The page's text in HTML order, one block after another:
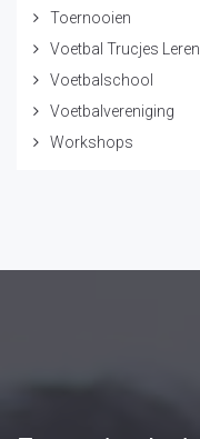
Toernooien
Voetbal Trucjes Leren
Voetbalschool
Voetbalvereniging
Workshops